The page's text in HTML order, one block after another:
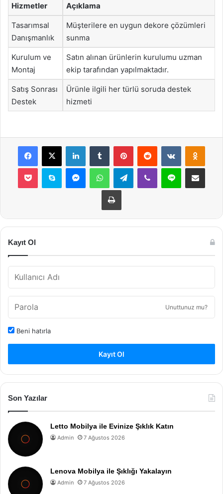
Hizmetler Açıklama
Tasarımsal
Danışmanlık
Müşterilere en uygun dekore çözümleri
sunma
Kurulum ve
Montaj
Satın alınan ürünlerin kurulumu uzman
ekip tarafından yapılmaktadır.
Satış Sonrası
Destek
Ürünle ilgili her türlü soruda destek
hizmeti
Facebook
X LinkedInTumblr PinterestReddit VKontakte
Pocket Skype MessengerWhatsAppTelegramViber Line E-Posta ile
Yazdır
Kayıt Ol
Unuttunuz mu?
Beni hatırla
Kayıt Ol
Son Yazılar
Letto Mobilya ile Evinize Şıklık Katın
Admin 7 Ağustos 2026
Lenova Mobilya ile Şıklığı Yakalayın
Admin 7 Ağustos 2026